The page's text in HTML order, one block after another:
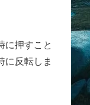
に押すこと
に反転しま